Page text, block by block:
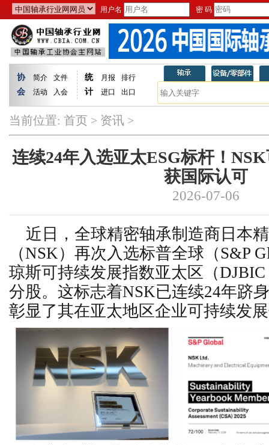
用户名 密 码
协
会
简介
文件
活动
入会
统
计
月报
排行
进口
出口
当前位置: 首页 > 资讯 >
连续24年入选亚太ESG标杆！
获国际认可
2026-07-06
近日，全球精密轴承制造商日本
（NSK）再次入选标普全球（S&P
琼斯可持续发展指数亚太区（
分股。这标志着NSK已连续24年跻
彰显了其在亚太地区企业可持续发